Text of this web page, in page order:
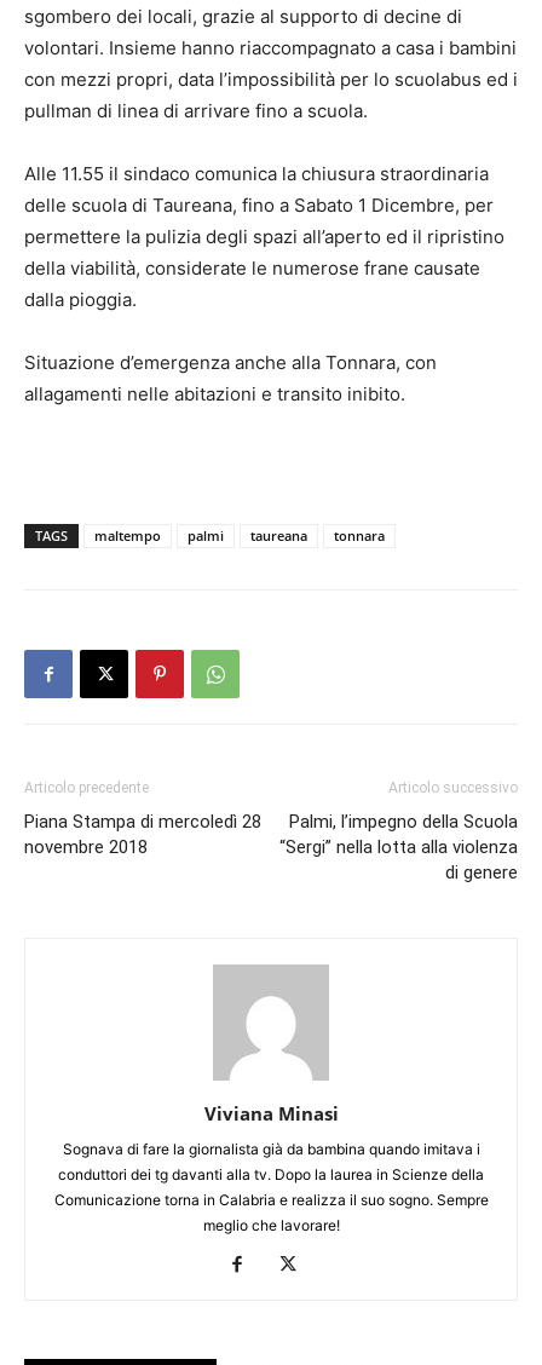
sgombero dei locali, grazie al supporto di decine di
volontari. Insieme hanno riaccompagnato a casa i bambini
con mezzi propri, data l’impossibilità per lo scuolabus ed i
pullman di linea di arrivare fino a scuola.
Alle 11.55 il sindaco comunica la chiusura straordinaria
delle scuola di Taureana, fino a Sabato 1 Dicembre, per
permettere la pulizia degli spazi all’aperto ed il ripristino
della viabilità, considerate le numerose frane causate
dalla pioggia.
Situazione d’emergenza anche alla Tonnara, con
allagamenti nelle abitazioni e transito inibito.
TAGS maltempo palmi taureana tonnara
Articolo precedente
Piana Stampa di mercoledì 28
novembre 2018
Articolo successivo
Palmi, l’impegno della Scuola
“Sergi” nella lotta alla violenza
di genere
Viviana Minasi
Sognava di fare la giornalista già da bambina quando imitava i
conduttori dei tg davanti alla tv. Dopo la laurea in Scienze della
Comunicazione torna in Calabria e realizza il suo sogno. Sempre
meglio che lavorare!